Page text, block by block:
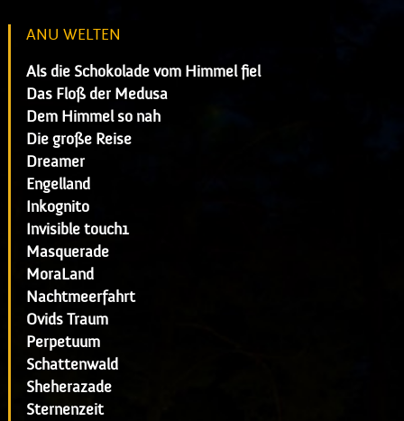
ANU WELTEN
Als die Schokolade vom Himmel fiel
Das Floß der Medusa
Dem Himmel so nah
Die große Reise
Dreamer
Engelland
Inkognito
Invisible touch1
Masquerade
MoraLand
Nachtmeerfahrt
Ovids Traum
Perpetuum
Schattenwald
Sheherazade
Sternenzeit